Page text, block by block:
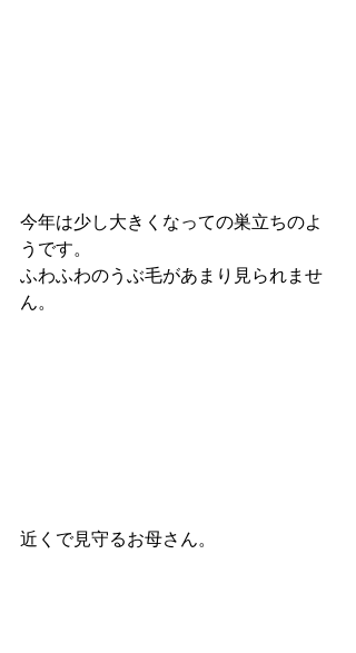
今年は少し大きくなっての巣立ちのよ
うです。
ふわふわのうぶ毛があまり見られませ
ん。
近くで見守るお母さん。